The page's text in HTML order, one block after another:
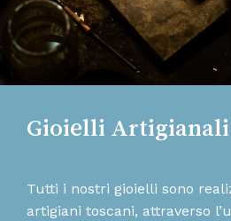
Gioielli Artigianali
Tutti i nostri gioielli sono
artigiani toscani, attraverso